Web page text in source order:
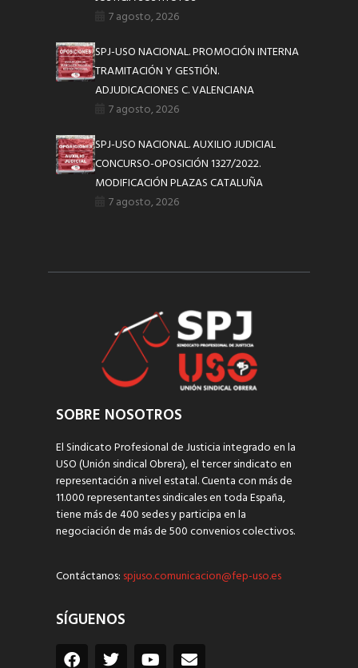
7 agosto, 2026
SPJ-USO NACIONAL. PROMOCIÓN INTERNA
TRAMITACIÓN Y GESTIÓN.
ADJUDICACIONES C. VALENCIANA
7 agosto, 2026
SPJ-USO NACIONAL. AUXILIO JUDICIAL
CONCURSO-OPOSICIÓN 1327/2022.
MODIFICACIÓN PLAZAS CATALUÑA
7 agosto, 2026
SOBRE NOSOTROS
El Sindicato Profesional de Justicia integrado en la
USO (Unión sindical Obrera), el tercer sindicato en
representación a nivel estatal. Cuenta con más de
11.000 representantes sindicales en toda España,
tiene más de 400 sedes y participa en la
negociación de más de 500 convenios colectivos.
Contáctanos: spjuso.comunicacion@fep-uso.es
SÍGUENOS